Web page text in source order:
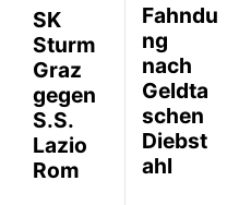
SK
Sturm
Graz
gegen
S.S.
Lazio
Rom
Fahndu
ng
nach
Geldta
schen
Diebst
ahl